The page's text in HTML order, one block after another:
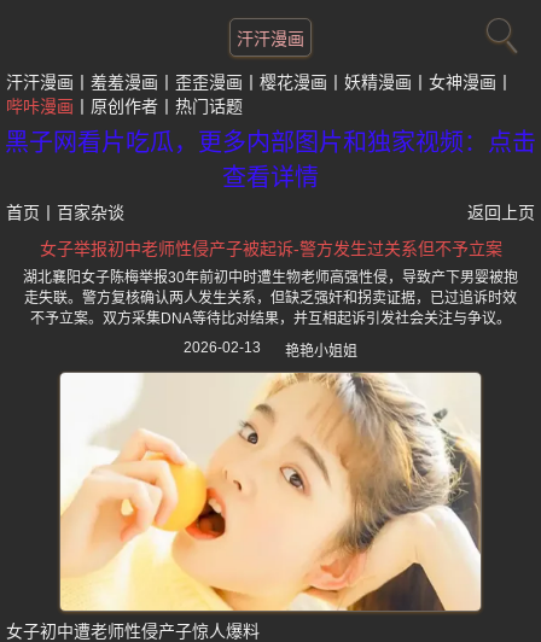
汗汗漫画
汗汗漫画 羞羞漫画 歪歪漫画 樱花漫画 妖精漫画
女神漫画
哔咔漫画
原创作者 热门话题
黑子网看片吃瓜，更多内部图片和独家视频：点击
查看详情
首页 百家杂谈
返回上页
女子举报初中老师性侵产子被起诉-警方发生过关系但不予立案
湖北襄阳女子陈梅举报30年前初中时遭生物老师高强性侵，导致产下男婴被抱
走失联。警方复核确认两人发生关系，但缺乏强奸和拐卖证据，已过追诉时效
不予立案。双方采集DNA等待比对结果，并互相起诉引发社会关注与争议。
2026-02-13
艳艳小姐姐
女子初中遭老师性侵产子惊人爆料